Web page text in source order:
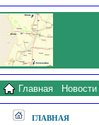
Главная Новости
ГЛАВНАЯ